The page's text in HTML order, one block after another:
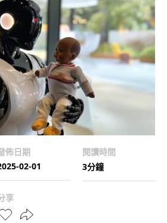
佈日期
02-01
閱讀時間
3分鐘
享